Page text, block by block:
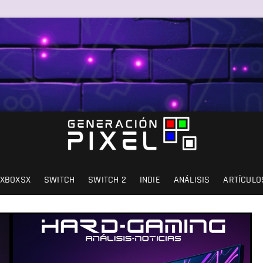
XBOXSX SWITCH SWITCH 2 INDIE ANÁLISIS